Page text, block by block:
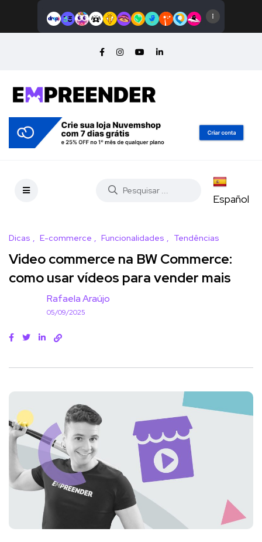
Español
Dicas E-commerce Funcionalidades Tendências
Video commerce na BW Commerce:
como usar vídeos para vender mais
Rafaela Araújo
05/09/2025